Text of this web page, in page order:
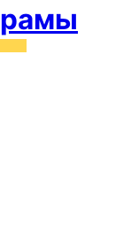
рамы